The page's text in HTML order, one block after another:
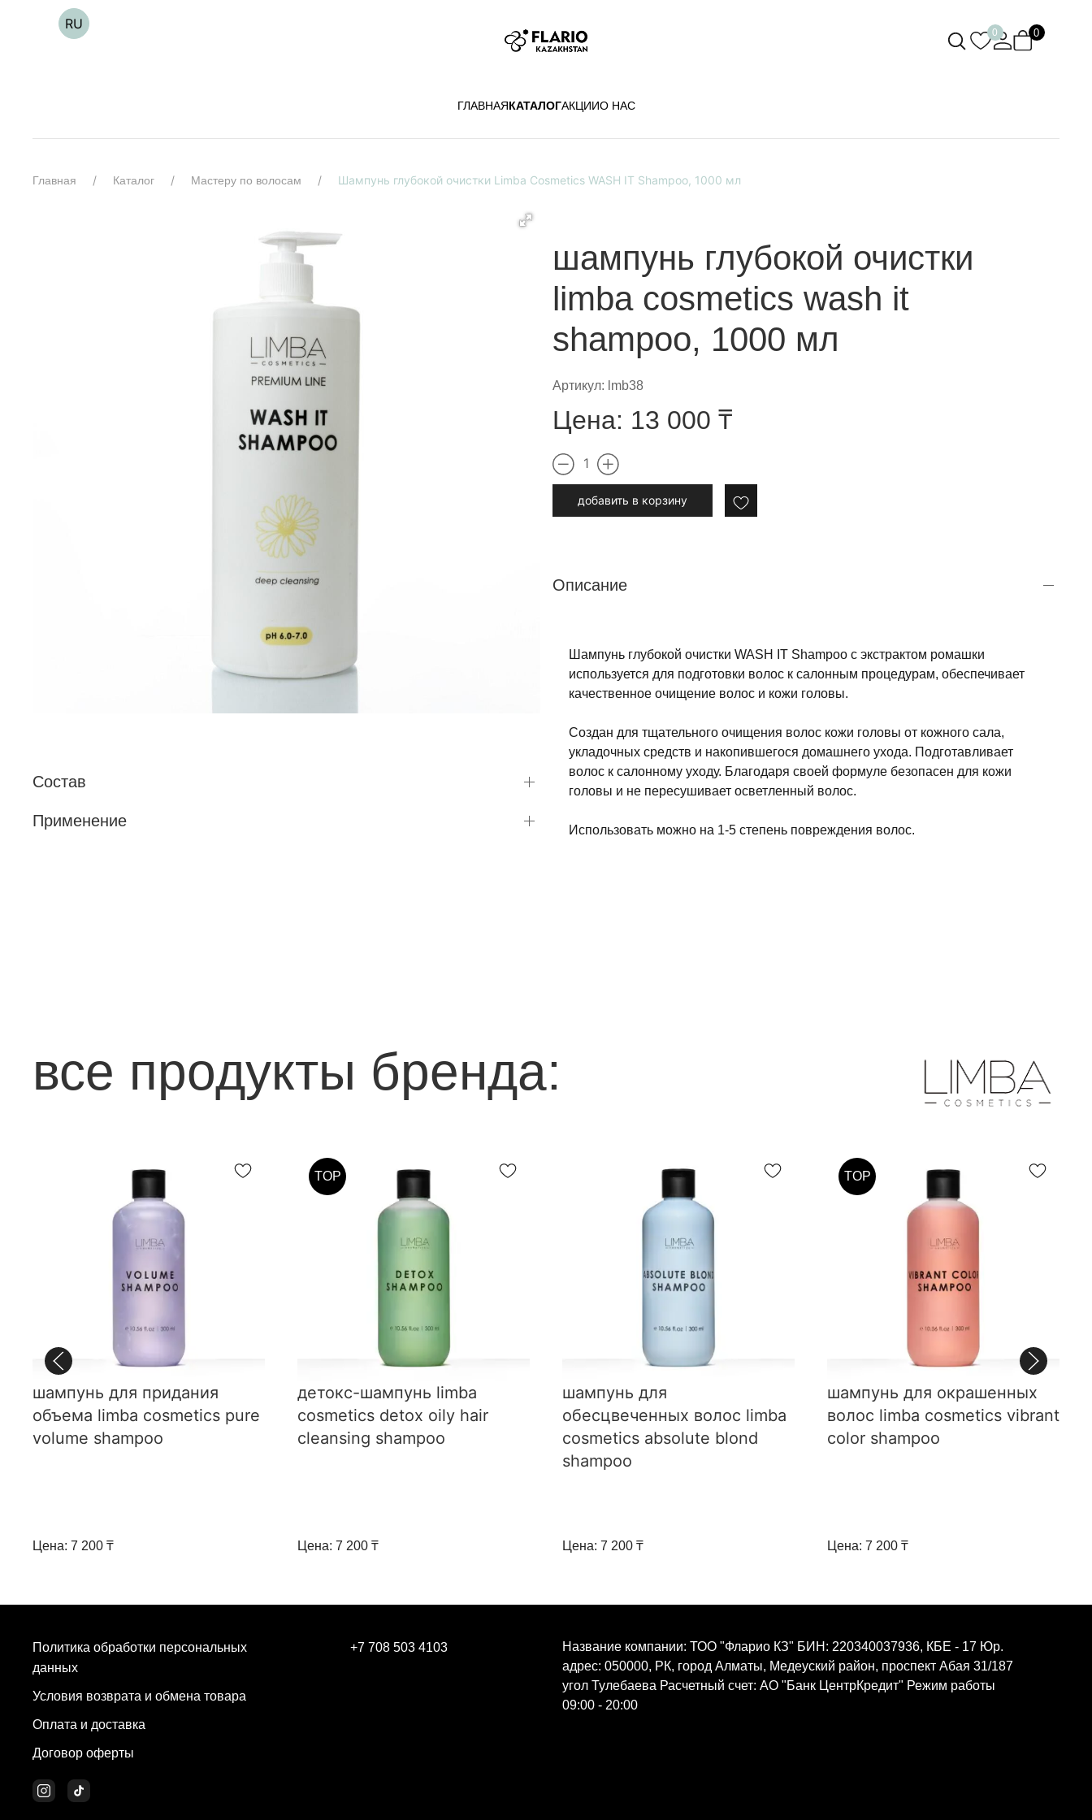
RU
0 0
ГЛАВНАЯКАТАЛОГАКЦИИО НАС
Главная Каталог Мастеру по волосам Шампунь глубокой очистки Limba Cosmetics WASH IT Shampoo, 1000 мл
Состав
Применение
шампунь глубокой очистки
limba cosmetics wash it
shampoo, 1000 мл
Артикул: lmb38
Цена: 13 000 ₸
1
добавить в корзину
Описание
Шампунь глубокой очистки WASH IT Shampoo с экстрактом ромашки
используется для подготовки волос к салонным процедурам, обеспечивает
качественное очищение волос и кожи головы.
Создан для тщательного очищения волос кожи головы от кожного сала,
укладочных средств и накопившегося домашнего ухода. Подготавливает
волос к салонному уходу. Благодаря своей формуле безопасен для кожи
головы и не пересушивает осветленный волос.
Использовать можно на 1-5 степень повреждения волос.
все продукты бренда:
шампунь для придания
объема limba cosmetics pure
volume shampoo
Цена: 7 200 ₸
TOP
детокс-шампунь limba
cosmetics detox oily hair
cleansing shampoo
Цена: 7 200 ₸
шампунь для
обесцвеченных волос limba
cosmetics absolute blond
shampoo
Цена: 7 200 ₸
TOP
шампунь для окрашенных
волос limba cosmetics vibrant
color shampoo
Цена: 7 200 ₸
Политика обработки персональных
данных
Условия возврата и обмена товара
Оплата и доставка
Договор оферты
+7 708 503 4103
Название компании: ТОО "Фларио КЗ" БИН: 220340037936, КБЕ - 17 Юр.
адрес: 050000, РК, город Алматы, Медеуский район, проспект Абая 31/187
угол Тулебаева Расчетный счет: АО "Банк ЦентрКредит" Режим работы
09:00 - 20:00